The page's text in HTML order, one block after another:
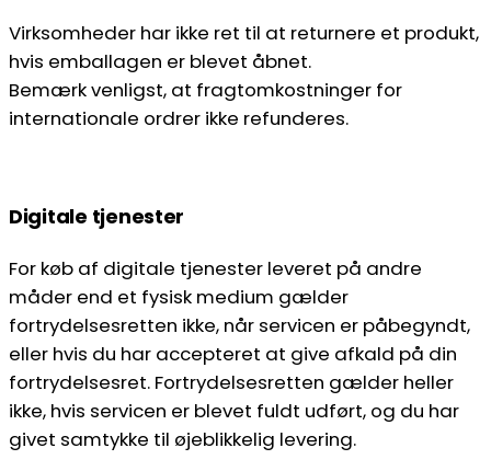
Virksomheder har ikke ret til at returnere et produkt,
hvis emballagen er blevet åbnet.
Bemærk venligst, at fragtomkostninger for
internationale ordrer ikke refunderes.
Digitale tjenester
For køb af digitale tjenester leveret på andre
måder end et fysisk medium gælder
fortrydelsesretten ikke, når servicen er påbegyndt,
eller hvis du har accepteret at give afkald på din
fortrydelsesret. Fortrydelsesretten gælder heller
ikke, hvis servicen er blevet fuldt udført, og du har
givet samtykke til øjeblikkelig levering.